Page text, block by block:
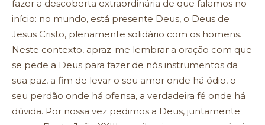
fazer a descoberta extraordinária de que falamos no
início: no mundo, está presente Deus, o Deus de
Jesus Cristo, plenamente solidário com os homens.
Neste contexto, apraz-me lembrar a oração com que
se pede a Deus para fazer de nós instrumentos da
sua paz, a fim de levar o seu amor onde há ódio, o
seu perdão onde há ofensa, a verdadeira fé onde há
dúvida. Por nossa vez pedimos a Deus, juntamente